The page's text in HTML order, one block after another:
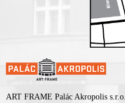
ART FRAME Palác Akropolis s.r.o.